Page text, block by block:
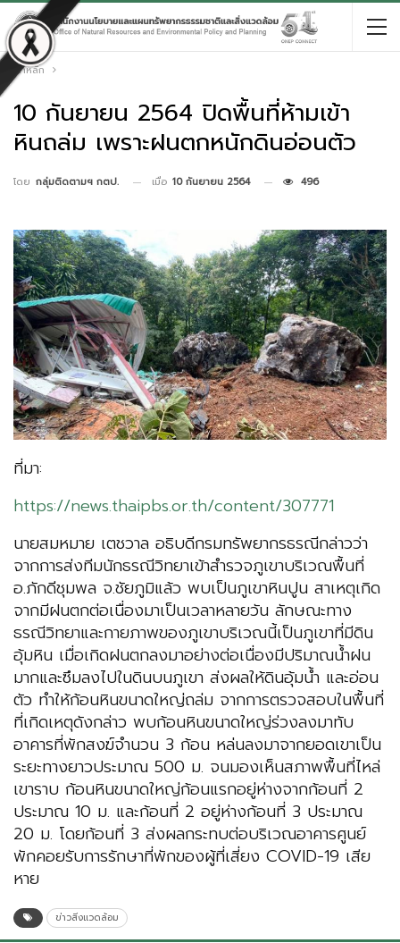
หน้าหลัก
10 กันยายน 2564 ปิดพื้นที่ห้ามเข้า
หินถล่ม เพราะฝนตกหนักดินอ่อนตัว
โดย กลุ่มติดตามฯ กตป. เมื่อ 10 กันยายน 2564 496
ที่มา:
https://news.thaipbs.or.th/content/307771
นายสมหมาย เตชวาล อธิบดีกรมทรัพยากรธรณีกล่าวว่า
จากการส่งทีมนักธรณีวิทยาเข้าสำรวจภูเขาบริเวณพื้นที่
อ.ภักดีชุมพล จ.ชัยภูมิแล้ว พบเป็นภูเขาหินปูน สาเหตุเกิด
จากมีฝนตกต่อเนื่องมาเป็นเวลาหลายวัน ลักษณะทาง
ธรณีวิทยาและกายภาพของภูเขาบริเวณนี้เป็นภูเขาที่มีดิน
อุ้มหิน เมื่อเกิดฝนตกลงมาอย่างต่อเนื่องมีปริมาณน้ำฝน
มากและซึมลงไปในดินบนภูเขา ส่งผลให้ดินอุ้มน้ำ และอ่อน
ตัว ทำให้ก้อนหินขนาดใหญ่ถล่ม จากการตรวจสอบในพื้นที่
ที่เกิดเหตุดังกล่าว พบก้อนหินขนาดใหญ่ร่วงลงมาทับ
อาคารที่พักสงฆ์จำนวน 3 ก้อน หล่นลงมาจากยอดเขาเป็น
ระยะทางยาวประมาณ 500 ม. จนมองเห็นสภาพพื้นที่ไหล่
เขาราบ ก้อนหินขนาดใหญ่ก้อนแรกอยู่ห่างจากก้อนที่ 2
ประมาณ 10 ม. และก้อนที่ 2 อยู่ห่างก้อนที่ 3 ประมาณ
20 ม. โดยก้อนที่ 3 ส่งผลกระทบต่อบริเวณอาคารศูนย์
พักคอยรับการรักษาที่พักของผู้ที่เสี่ยง COVID-19 เสีย
หาย
ข่าวสิ่งแวดล้อม